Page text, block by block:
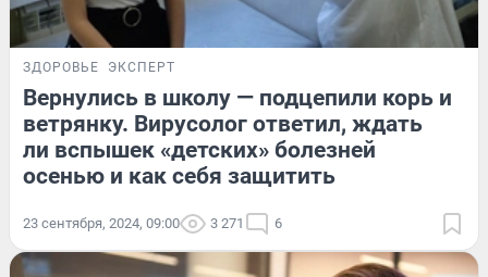
ЗДОРОВЬЕ ЭКСПЕРТ
Вернулись в школу — подцепили корь и
ветрянку. Вирусолог ответил, ждать
ли вспышек «детских» болезней
осенью и как себя защитить
23 сентября, 2024, 09:00 3 271 6